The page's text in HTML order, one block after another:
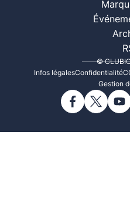
©
Infos légalesConfidentialité
Gestion